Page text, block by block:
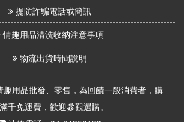
提防詐騙電話或簡訊
情趣用品清洗收納注意事項
物流出貨時間說明
趣用品批發、零售，為回饋一般消費者，購
千免運費，歡迎參觀選購。